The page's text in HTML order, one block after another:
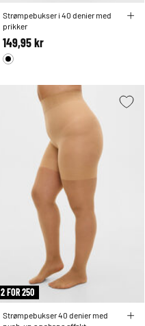
Strømpebukser i 40 denier med
prikker
149,95 kr
2 FOR 250
Strømpebukser 40 denier med